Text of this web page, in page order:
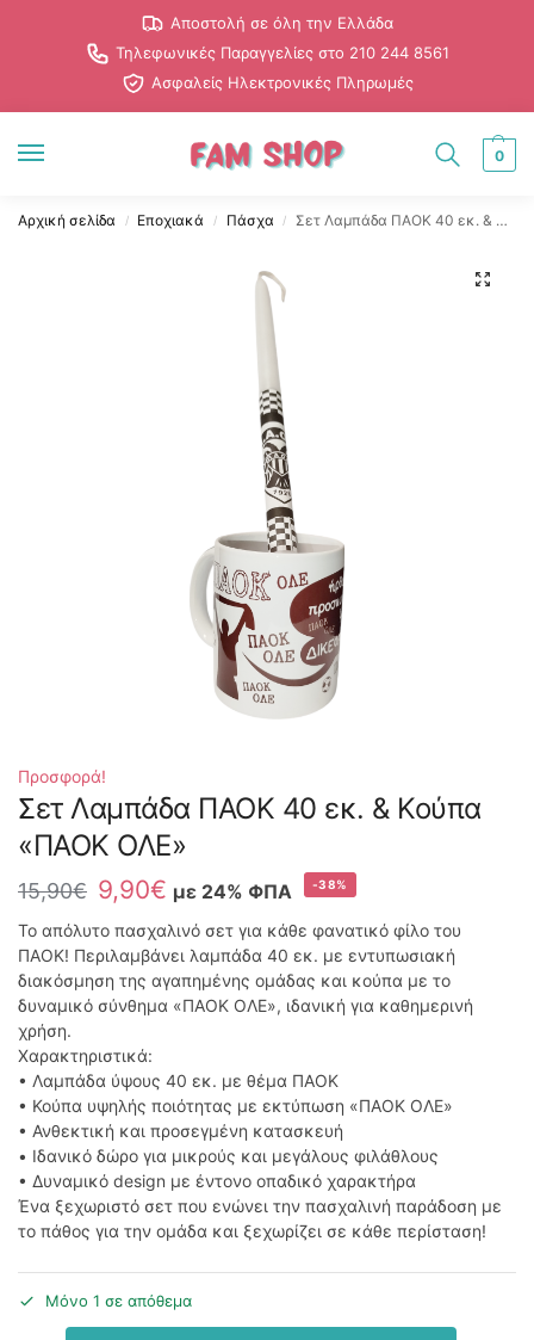
Αποστολή σε όλη την Ελλάδα
Τηλεφωνικές Παραγγελίες στο 210 244 8561
Ασφαλείς Ηλεκτρονικές Πληρωμές
0
Αρχική σελίδα / Εποχιακά / Πάσχα / Σετ Λαμπάδα ΠΑΟΚ 40 εκ. & Κούπα «ΠΑΟΚ ΟΛΕ»
Προσφορά!
Σετ Λαμπάδα ΠΑΟΚ 40 εκ. & Κούπα
«ΠΑΟΚ ΟΛΕ»
15,90€ 9,90€ με 24% ΦΠΑ -38%
Το απόλυτο πασχαλινό σετ για κάθε φανατικό φίλο του
ΠΑΟΚ! Περιλαμβάνει λαμπάδα 40 εκ. με εντυπωσιακή
διακόσμηση της αγαπημένης ομάδας και κούπα με το
δυναμικό σύνθημα «ΠΑΟΚ ΟΛΕ», ιδανική για καθημερινή
χρήση.
Χαρακτηριστικά:
• Λαμπάδα ύψους 40 εκ. με θέμα ΠΑΟΚ
• Κούπα υψηλής ποιότητας με εκτύπωση «ΠΑΟΚ ΟΛΕ»
• Ανθεκτική και προσεγμένη κατασκευή
• Ιδανικό δώρο για μικρούς και μεγάλους φιλάθλους
• Δυναμικό design με έντονο οπαδικό χαρακτήρα
Ένα ξεχωριστό σετ που ενώνει την πασχαλινή παράδοση με
το πάθος για την ομάδα και ξεχωρίζει σε κάθε περίσταση!
Μόνο 1 σε απόθεμα